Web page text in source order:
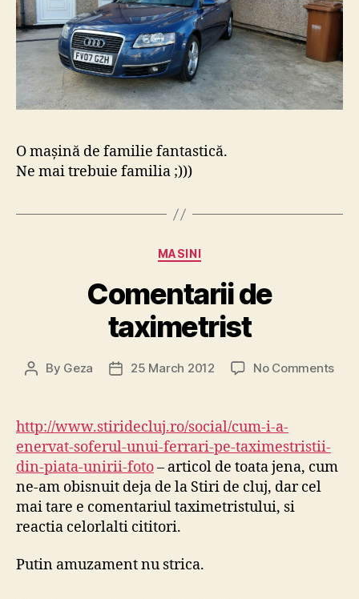
O mașină de familie fantastică.
Ne mai trebuie familia ;)))
Categories
MASINI
Comentarii de
taximetrist
Post
By Geza
Post25 March 2012 No Commentson
http://www.stiridecluj.ro/social/cum-i-a-
enervat-soferul-unui-ferrari-pe-taximestristii-
din-piata-unirii-foto– articol de toata jena, cum
ne-am obisnuit deja de la Stiri de cluj, dar cel
mai tare e comentariul taximetristului, si
reactia celorlalti cititori.
Putin amuzament nu strica.